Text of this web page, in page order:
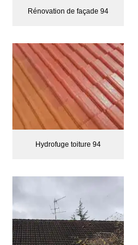
Rénovation de façade 94
Hydrofuge toiture 94